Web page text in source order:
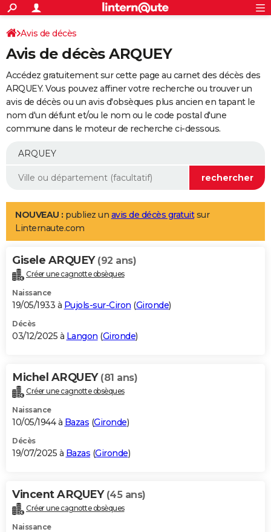
ACTUALITÉS
Politique
Société
Faits Divers
Education
Monde
Villes
+
SPORT
Coupe du monde 2026
Football
Tennis
Cyclisme
Rugby
Forum
Programme TV
TNT
Streaming
Cinéma
Sorties cinéma
Musique
+
FINANCE
Retraite
Epargne
Immobilier
Risques naturels par ville
Banque
Assurance
AUTO
Essais
Réserver un essai
Citadines
Berlines
SUV
Forum auto
+
Mobiles
Meilleur smartphone
Internet
Ordinateurs
Jeux vidéo
Guide high-tech
Aménagement intérieur
LIFESTYLE
Art de vivre
Bien-être
Loisirs
Mode
Modes de vie
Alimentation
Guide de la santé
Maladies
Médicaments
Sommeil
VOYAGE
Destinations
City break
Voyage nature
Voyage de noces
Forum
Climat
+PHOTO
GUIDES D'ACHAT
BONS PLANS
Carte de Noël
Carte Bonne année
Carte Saint-Valentin
Carte Pâques
Carte d'anniversaire
DICTIONNAIRE
Dictionnaire
Biographies
Citations
Expressions
Proverbes
PROGRAMME TV
S'inscrire
Se connecter
Lycées
Collèges
Primaires
Universités
Entreprises
Service militaire
Avis de recherche
AVIS DE DÉCÈS
Bricolage
Lifestyle
Culture
Sport
Auto
Television
Voyage
Cinema
Avis de décès
Avis de décès ARQUEY
Accédez gratuitement sur cette page au carnet des décès des
ARQUEY. Vous pouvez affiner votre recherche ou trouver un
avis de décès ou un avis d'obsèques plus ancien en tapant le
nom d'un défunt et/ou le nom ou le code postal d'une
commune dans le moteur de recherche ci-dessous.
NOUVEAU : publiez un avis de décès gratuitsur
Linternaute.com
Gisele ARQUEY (92 ans)
Créer une cagnotte obsèques
Naissance
19/05/1933 à Pujols-sur-Ciron (Gironde)
Décès
03/12/2025 à Langon (Gironde)
Michel ARQUEY (81 ans)
Créer une cagnotte obsèques
Naissance
10/05/1944 à Bazas (Gironde)
Décès
19/07/2025 à Bazas (Gironde)
Vincent ARQUEY (45 ans)
Créer une cagnotte obsèques
Naissance